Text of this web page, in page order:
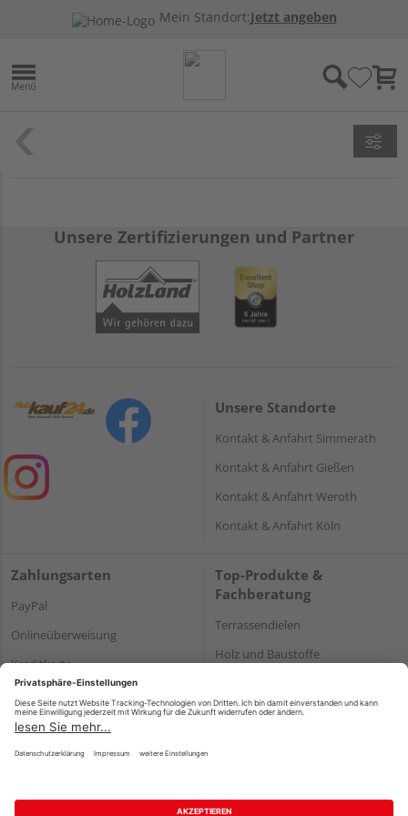
Mein Standort:Jetzt angeben
Unsere Zertifizierungen und Partner
Unsere Standorte
Kontakt & Anfahrt Simmerath
Kontakt & Anfahrt Gießen
Kontakt & Anfahrt Weroth
Kontakt & Anfahrt Köln
Zahlungsarten
PayPal
Onlineüberweisung
Kreditkarte
Rechnung*
*Bonität vorausgesetzt
Top-Produkte &
Fachberatung
Terrassendielen
Holz und Baustoffe
Impressum Datenschutz AGB Barrierefreiheitserklärung